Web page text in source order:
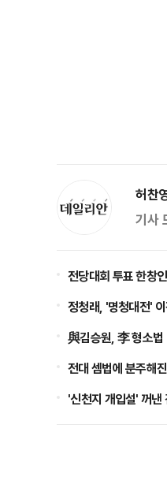
허찬
기사
전당대회 투표 한창
정청래, '명청대전'
與김승원, 李 형소법
전대 셈법에 분주해
'신천지 개입설' 꺼